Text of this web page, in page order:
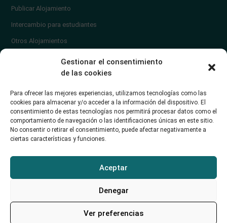
Gestionar el consentimiento
de las cookies
Para ofrecer las mejores experiencias, utilizamos tecnologías como las
cookies para almacenar y/o acceder a la información del dispositivo. El
consentimiento de estas tecnologías nos permitirá procesar datos como el
comportamiento de navegación o las identificaciones únicas en este sitio.
No consentir o retirar el consentimiento, puede afectar negativamente a
ciertas características y funciones.
Aceptar
Denegar
Ver preferencias
Publicar Alojamiento
Intercambio para estudiantes
Otros Alojamientos
¿Cómo publicar un anuncio?
Contacto
soporte@alojamientounican.es
Alojamiento Universidad de Cantabria Copyright © 2023​